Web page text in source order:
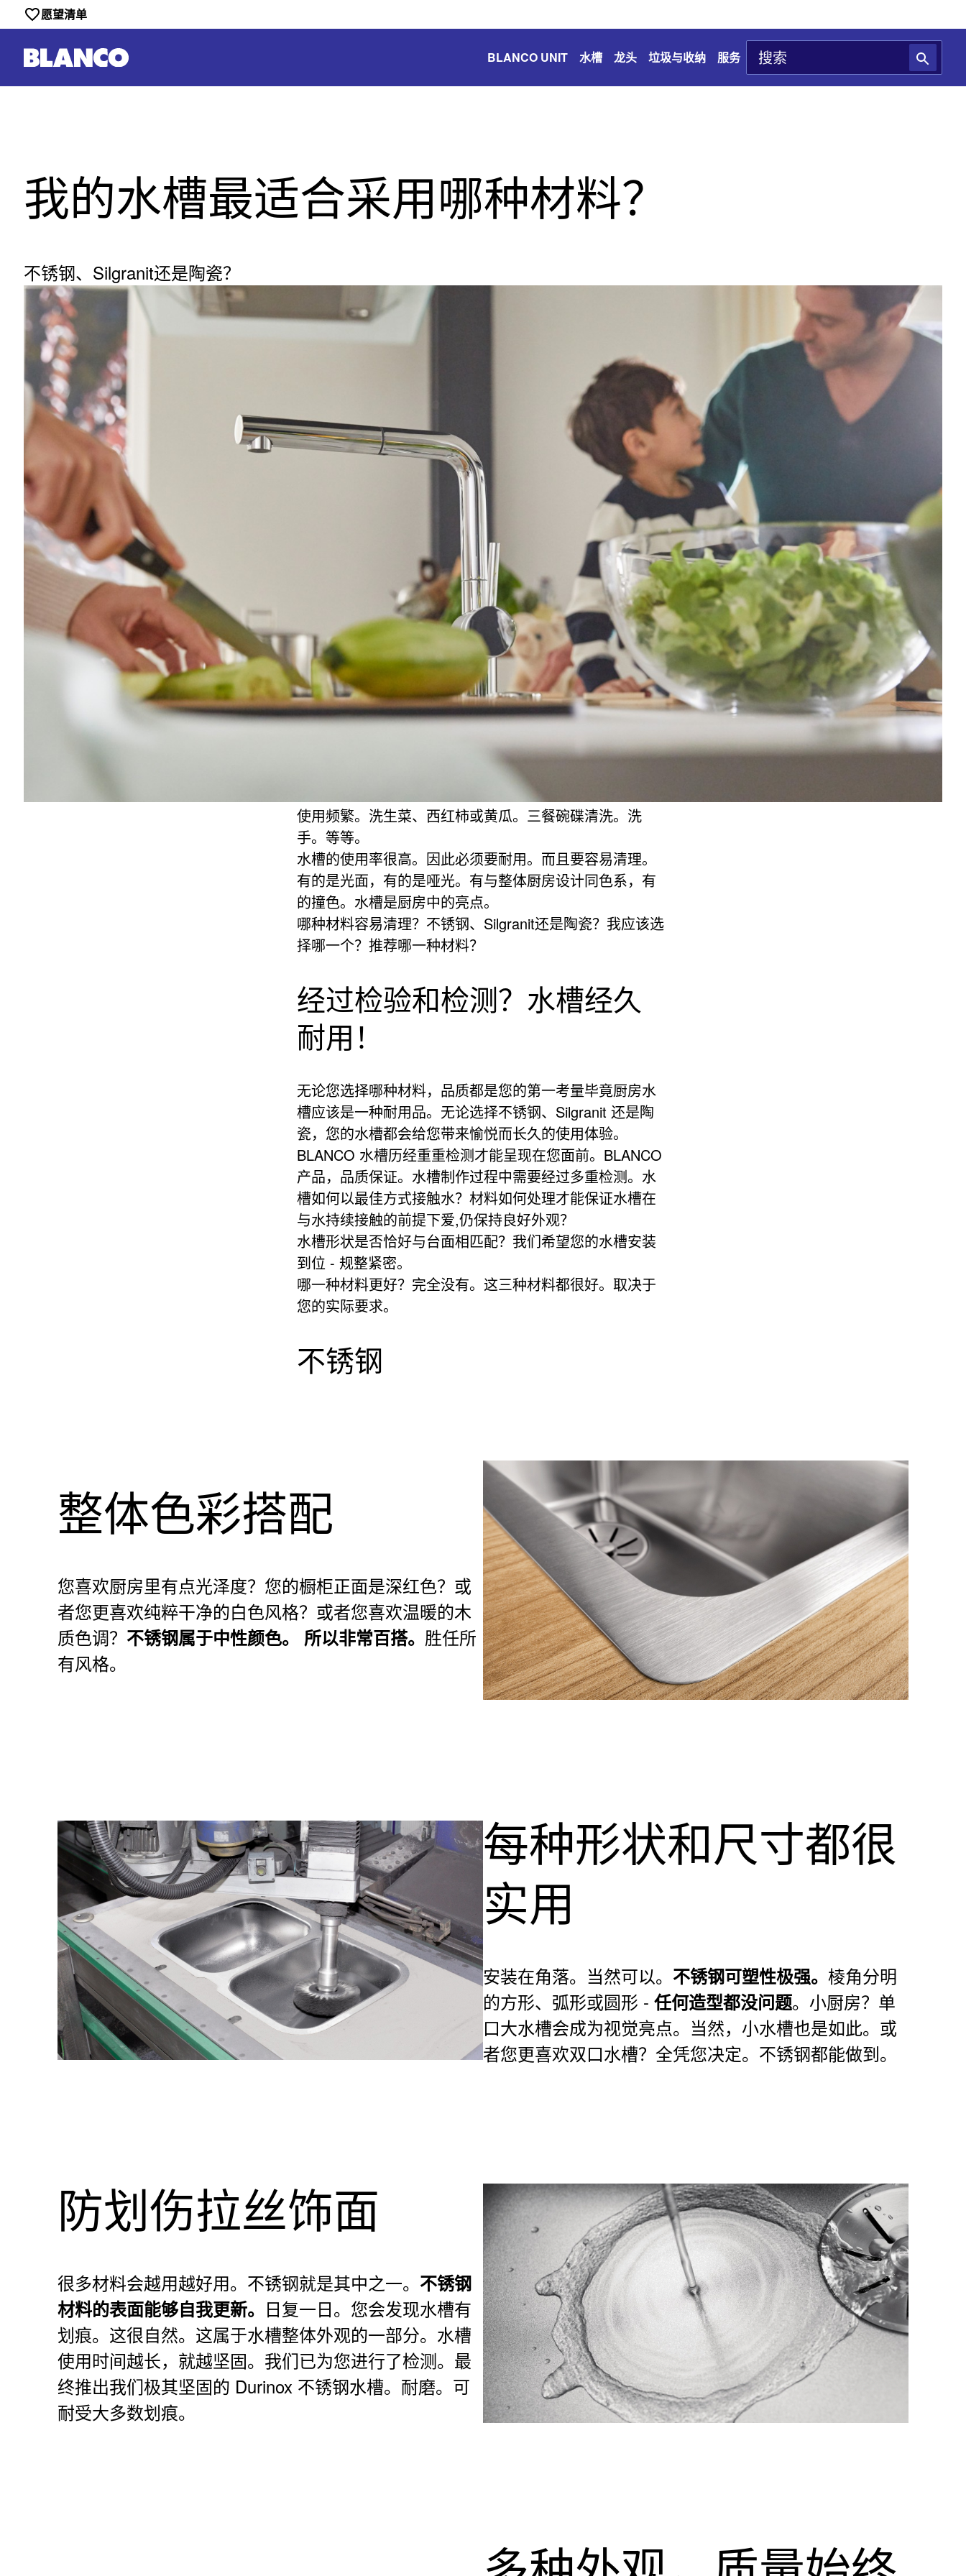
愿望清单
BLANCO UNIT 水槽 龙头 垃圾与收纳 服务
我的水槽最适合采用哪种材料？
不锈钢、Silgranit还是陶瓷？
使用频繁。洗生菜、西红柿或黄瓜。三餐碗碟清洗。洗
手。等等。
水槽的使用率很高。因此必须要耐用。而且要容易清理。
有的是光面，有的是哑光。有与整体厨房设计同色系，有
的撞色。水槽是厨房中的亮点。
哪种材料容易清理？不锈钢、Silgranit还是陶瓷？我应该选
择哪一个？推荐哪一种材料？
经过检验和检测？水槽经久
耐用！
无论您选择哪种材料，品质都是您的第一考量毕竟厨房水
槽应该是一种耐用品。无论选择不锈钢、Silgranit 还是陶
瓷，您的水槽都会给您带来愉悦而长久的使用体验。
BLANCO 水槽历经重重检测才能呈现在您面前。BLANCO
产品，品质保证。水槽制作过程中需要经过多重检测。水
槽如何以最佳方式接触水？材料如何处理才能保证水槽在
与水持续接触的前提下爱,仍保持良好外观？
水槽形状是否恰好与台面相匹配？我们希望您的水槽安装
到位 - 规整紧密。
哪一种材料更好？完全没有。这三种材料都很好。取决于
您的实际要求。
不锈钢
整体色彩搭配
您喜欢厨房里有点光泽度？您的橱柜正面是深红色？或
者您更喜欢纯粹干净的白色风格？或者您喜欢温暖的木
质色调？ 不锈钢属于中性颜色。 所以非常百搭。 胜任所
有风格。
每种形状和尺寸都很
实用
安装在角落。当然可以。 不锈钢可塑性极强。 棱角分明
的方形、弧形或圆形 - 任何造型都没问题。小厨房？单
口大水槽会成为视觉亮点。当然，小水槽也是如此。或
者您更喜欢双口水槽？全凭您决定。不锈钢都能做到。
防划伤拉丝饰面
很多材料会越用越好用。不锈钢就是其中之一。 不锈钢
材料的表面能够自我更新。 日复一日。您会发现水槽有
划痕。这很自然。这属于水槽整体外观的一部分。水槽
使用时间越长，就越坚固。我们已为您进行了检测。最
终推出我们极其坚固的 Durinox 不锈钢水槽。耐磨。可
耐受大多数划痕。